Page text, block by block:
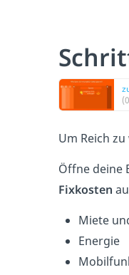
Um Reich
Öffne deine
Fixkosten
Miete
Energie